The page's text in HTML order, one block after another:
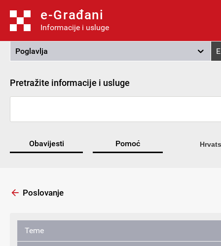
e-Građani
Informacije i usluge
Poglavlja
Pretražite informacije i usluge
Obavijesti Pomoć
Poslovanje
Teme